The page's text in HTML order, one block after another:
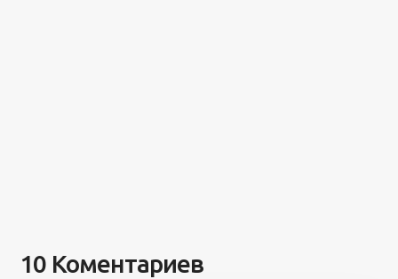
10 Коментариев